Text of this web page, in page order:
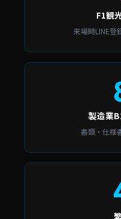
F1観
来場時LINE
製造業
書類・仕様